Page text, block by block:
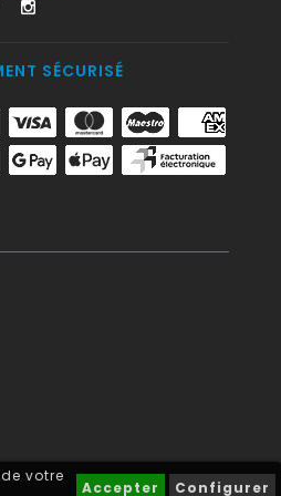
votre
Accepter Configurer
SÉCURISÉ